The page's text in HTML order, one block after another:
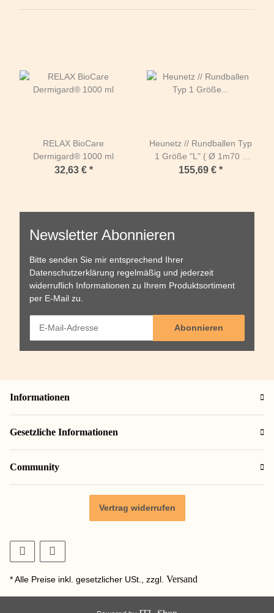
RELAX BioCare
Dermigard® 1000 ml
32,63 € *
Heunetz // Rundballen Typ
1 Größe "L" ( Ø 1m70 +
Seitenlängen 1m40)-
155,69 € *
Newsletter Abonnieren
Bitte senden Sie mir entsprechend Ihrer
Datenschutzerklärung regelmäßig und jederzeit
widerruflich Informationen zu Ihrem Produktsortiment
per E-Mail zu.
Abonnieren
Informationen
Gesetzliche Informationen
Community
Vertrag widerrufen
* Alle Preise inkl. gesetzlicher USt., zzgl. Versand